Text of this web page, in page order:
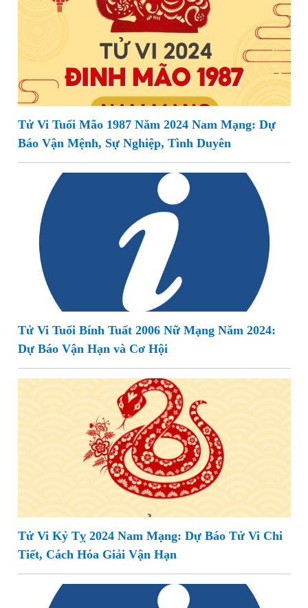
Tử Vi Tuổi Mão 1987 Năm 2024 Nam Mạng: Dự
Báo Vận Mệnh, Sự Nghiệp, Tình Duyên
Tử Vi Tuổi Bính Tuất 2006 Nữ Mạng Năm 2024:
Dự Báo Vận Hạn và Cơ Hội
Tử Vi Kỷ Tỵ 2024 Nam Mạng: Dự Báo Tử Vi Chi
Tiết, Cách Hóa Giải Vận Hạn